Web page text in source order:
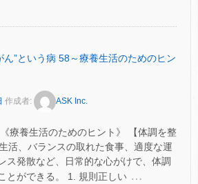
ん”という病 58～療養生活のためのヒン
作成者: ASK Inc.
療養生活のためのヒント》 【体調を整
活、バランスの取れた食事、適度な運
ス発散など、日常的な心がけで、体調
とができる。 1. 規則正しい …